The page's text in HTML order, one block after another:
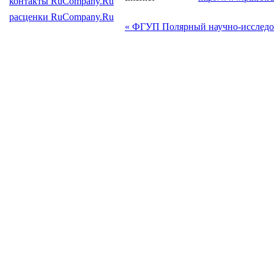
расценки RuCompany.Ru
« ФГУП Полярный научно-